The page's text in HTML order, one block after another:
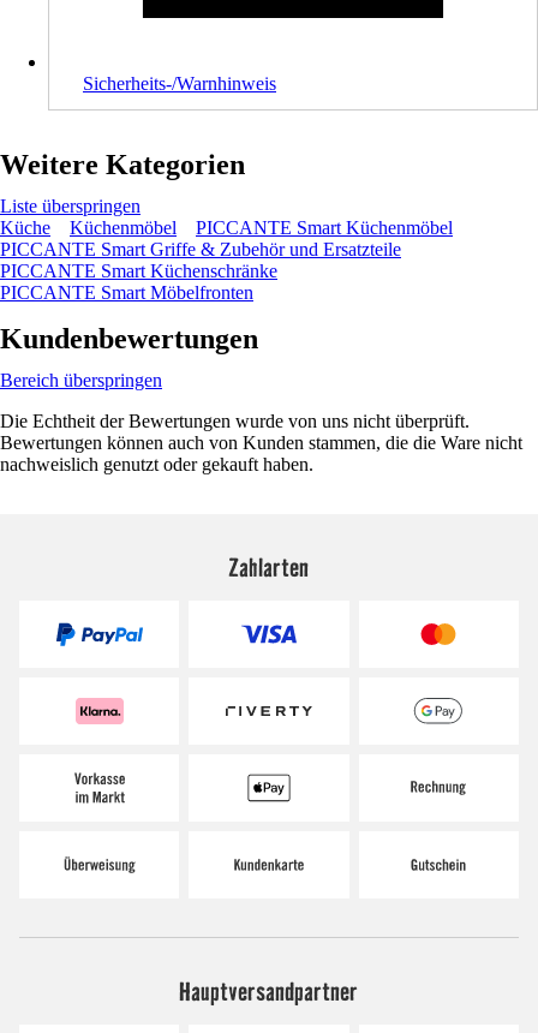
Sicherheits-/Warnhinweis
Weitere Kategorien
Liste überspringen
Küche
Küchenmöbel
PICCANTE Smart Küchenmöbel
PICCANTE Smart Griffe & Zubehör und Ersatzteile
PICCANTE Smart Küchenschränke
PICCANTE Smart Möbelfronten
Kundenbewertungen
Bereich überspringen
Die Echtheit der Bewertungen wurde von uns nicht überprüft.
Bewertungen können auch von Kunden stammen, die die Ware nicht
nachweislich genutzt oder gekauft haben.
Zahlarten
Hauptversandpartner